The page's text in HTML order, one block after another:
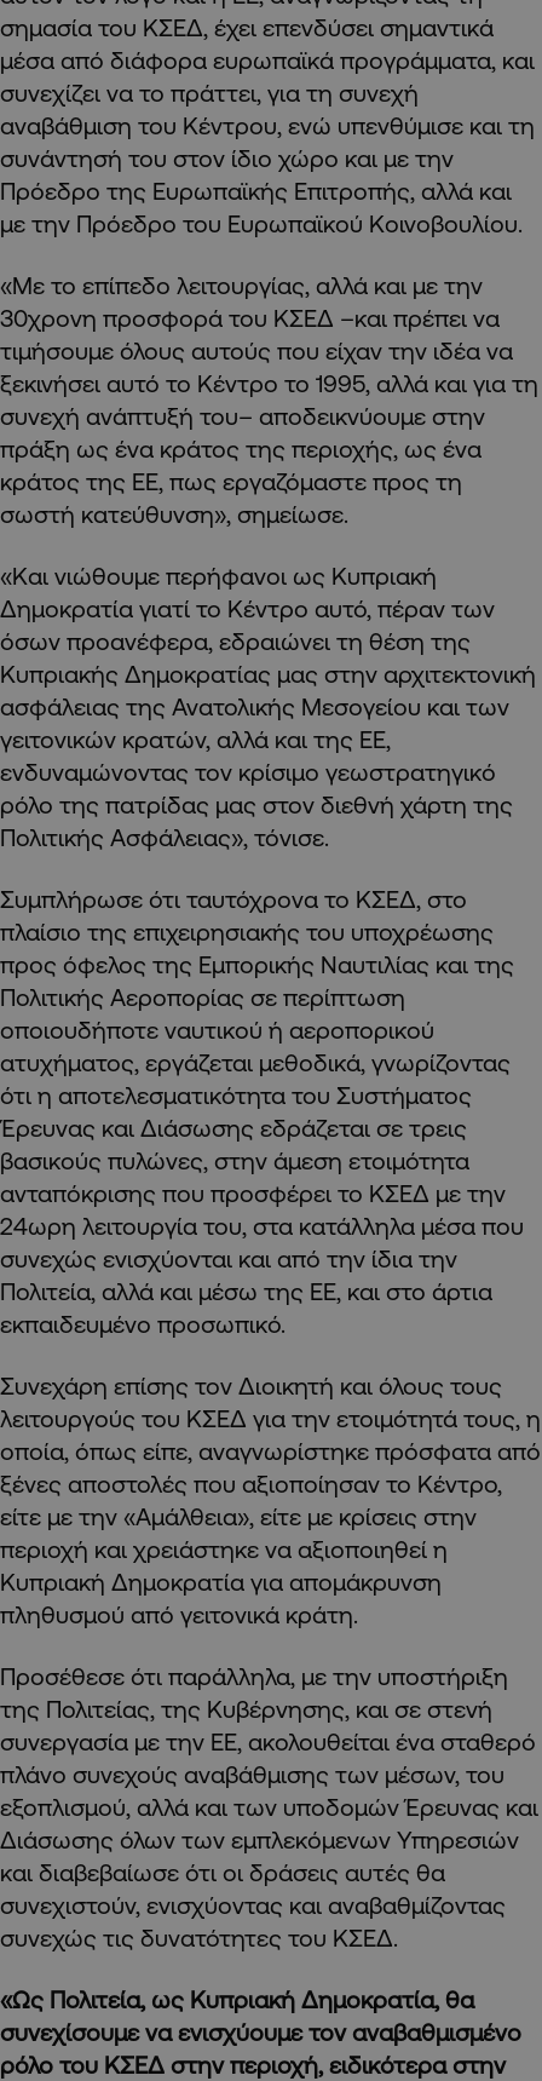
σημασία του ΚΣΕΔ, έχει επενδύσει σημαντικά
μέσα από διάφορα ευρωπαϊκά προγράμματα, και
συνεχίζει να το πράττει, για τη συνεχή
αναβάθμιση του Κέντρου, ενώ υπενθύμισε και τη
συνάντησή του στον ίδιο χώρο και με την
Πρόεδρο της Ευρωπαϊκής Επιτροπής, αλλά και
με την Πρόεδρο του Ευρωπαϊκού Κοινοβουλίου.
«Με το επίπεδο λειτουργίας, αλλά και με την
30χρονη προσφορά του ΚΣΕΔ –και πρέπει να
τιμήσουμε όλους αυτούς που είχαν την ιδέα να
ξεκινήσει αυτό το Κέντρο το 1995, αλλά και για τη
συνεχή ανάπτυξή του– αποδεικνύουμε στην
πράξη ως ένα κράτος της περιοχής, ως ένα
κράτος της ΕΕ, πως εργαζόμαστε προς τη
σωστή κατεύθυνση», σημείωσε.
«Και νιώθουμε περήφανοι ως Κυπριακή
Δημοκρατία γιατί το Κέντρο αυτό, πέραν των
όσων προανέφερα, εδραιώνει τη θέση της
Κυπριακής Δημοκρατίας μας στην αρχιτεκτονική
ασφάλειας της Ανατολικής Μεσογείου και των
γειτονικών κρατών, αλλά και της ΕΕ,
ενδυναμώνοντας τον κρίσιμο γεωστρατηγικό
ρόλο της πατρίδας μας στον διεθνή χάρτη της
Πολιτικής Ασφάλειας», τόνισε.
Συμπλήρωσε ότι ταυτόχρονα το ΚΣΕΔ, στο
πλαίσιο της επιχειρησιακής του υποχρέωσης
προς όφελος της Εμπορικής Ναυτιλίας και της
Πολιτικής Αεροπορίας σε περίπτωση
οποιουδήποτε ναυτικού ή αεροπορικού
ατυχήματος, εργάζεται μεθοδικά, γνωρίζοντας
ότι η αποτελεσματικότητα του Συστήματος
Έρευνας και Διάσωσης εδράζεται σε τρεις
βασικούς πυλώνες, στην άμεση ετοιμότητα
ανταπόκρισης που προσφέρει το ΚΣΕΔ με την
24ωρη λειτουργία του, στα κατάλληλα μέσα που
συνεχώς ενισχύονται και από την ίδια την
Πολιτεία, αλλά και μέσω της ΕΕ, και στο άρτια
εκπαιδευμένο προσωπικό.
Συνεχάρη επίσης τον Διοικητή και όλους τους
λειτουργούς του ΚΣΕΔ για την ετοιμότητά τους, η
οποία, όπως είπε, αναγνωρίστηκε πρόσφατα από
ξένες αποστολές που αξιοποίησαν το Κέντρο,
είτε με την «Αμάλθεια», είτε με κρίσεις στην
περιοχή και χρειάστηκε να αξιοποιηθεί η
Κυπριακή Δημοκρατία για απομάκρυνση
πληθυσμού από γειτονικά κράτη.
Προσέθεσε ότι παράλληλα, με την υποστήριξη
της Πολιτείας, της Κυβέρνησης, και σε στενή
συνεργασία με την ΕΕ, ακολουθείται ένα σταθερό
πλάνο συνεχούς αναβάθμισης των μέσων, του
εξοπλισμού, αλλά και των υποδομών Έρευνας και
Διάσωσης όλων των εμπλεκόμενων Υπηρεσιών
και διαβεβαίωσε ότι οι δράσεις αυτές θα
συνεχιστούν, ενισχύοντας και αναβαθμίζοντας
συνεχώς τις δυνατότητες του ΚΣΕΔ.
«Ως Πολιτεία, ως Κυπριακή Δημοκρατία, θα
συνεχίσουμε να ενισχύουμε τον αναβαθμισμένο
ρόλο του ΚΣΕΔ στην περιοχή, ειδικότερα στην